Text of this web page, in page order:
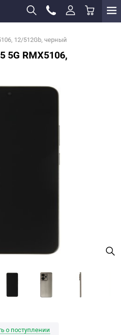
12/512Gb, черный
5G RMX5106,
о поступлении